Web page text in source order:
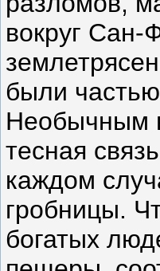
вокруг Сан-
были
Необычным
тесная
каждом
гробницы.
богатых